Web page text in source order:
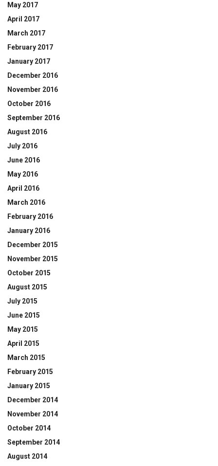
May 2017
April 2017
March 2017
February 2017
January 2017
December 2016
November 2016
October 2016
September 2016
August 2016
July 2016
June 2016
May 2016
April 2016
March 2016
February 2016
January 2016
December 2015
November 2015
October 2015
August 2015
July 2015
June 2015
May 2015
April 2015
March 2015
February 2015
January 2015
December 2014
November 2014
October 2014
September 2014
August 2014